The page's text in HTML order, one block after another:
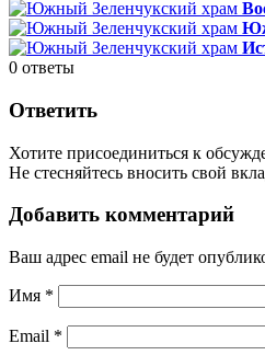
0 ответы
Ответить
Хотите присоединиться к
Не стесняйтесь вносить свой
Добавить комментарий
Ваш адрес email не будет
Имя *
Email *